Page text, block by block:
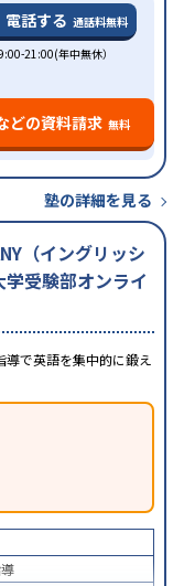
電話する 通話料無料
21:00(年中無休）
どの資料請求 無料
塾の詳細を見る
（イングリッシ
受験部オンライ
で英語を集中的に鍛え